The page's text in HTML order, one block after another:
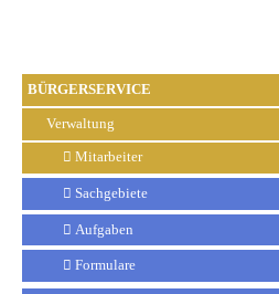
BÜRGERSERVICE
Verwaltung
Mitarbeiter
Sachgebiete
Aufgaben
Formulare